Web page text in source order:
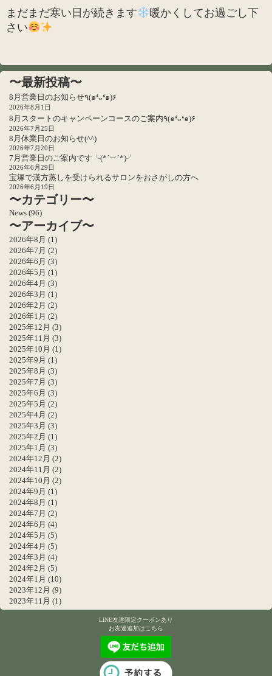
まだまだ寒い日が続きます
暖かくしてお過ごし下
さい
〜最新投稿〜
8月営業日のお知らせ٩(๑❛ᴗ❛๑)۶
2026年8月1日
8月スタートのキャンペーンコースのご案内٩(๑❛ᴗ❛๑)۶
2026年7月25日
8月休業日のお知らせ(^^)
2026年7月20日
7月営業日のご案内です╰(*´︶`*)╯
2026年6月29日
宝塚で漢方蒸しを受けられるサロンをおさがしの方へ
2026年6月19日
〜カテゴリー〜
News (96)
〜アーカイブ〜
2026年8月 (1)
2026年7月 (2)
2026年6月 (3)
2026年5月 (1)
2026年4月 (3)
2026年3月 (1)
2026年2月 (2)
2026年1月 (2)
2025年12月 (3)
2025年11月 (3)
2025年10月 (1)
2025年9月 (1)
2025年8月 (3)
2025年7月 (3)
2025年6月 (3)
2025年5月 (2)
2025年4月 (2)
2025年3月 (3)
2025年2月 (1)
2025年1月 (3)
2024年12月 (2)
2024年11月 (2)
2024年10月 (2)
2024年9月 (1)
2024年8月 (1)
2024年7月 (2)
2024年6月 (4)
2024年5月 (5)
2024年4月 (5)
2024年3月 (4)
2024年2月 (5)
2024年1月 (10)
2023年12月 (9)
2023年11月 (1)
LINE友達限定クーポンあり
お友達追加はこちら